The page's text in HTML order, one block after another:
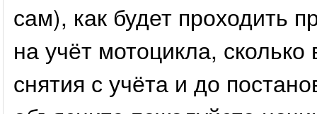
сам), как будет проходить
на учёт мотоцикла,
снятия с учёта и до